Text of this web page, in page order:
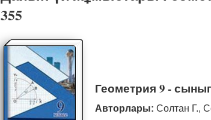
355
Геометрия 9 -
Авторлары: Солтан Г.,